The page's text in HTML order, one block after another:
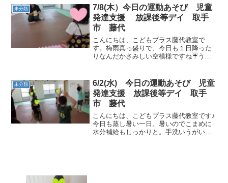
彡ごあいさつの後は、1人ずつに動物さん
を選んでもらいました...
未分類
7/8(木）今日の運動あそび 児童
発達支援 放課後等デイ 取手
市 藤代
こんにちは、こどもプラス藤代教室で
す。梅雨真っ盛りで、今日も１日降った
りなんだかさみしい空模様ですね☔うが
物真似っこから始めましょう ラッコさん
やワニさんなど、難しい内...
未分類
6/2(水) 今日の運動あそび 児童
発達支援 放課後等デイ 取手
市 藤代
こんにちは、こどもプラス藤代教室です♪
今日も蒸し暑い一日。暑いのでこまめに
水分補給もしっかりと。手洗いうがい、